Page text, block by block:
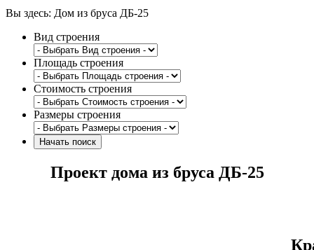
Вы здесь: Дом из бруса ДБ-25
Вид строения
Площадь строения
Стоимость строения
Размеры строения
Проект дома из бруса ДБ-25